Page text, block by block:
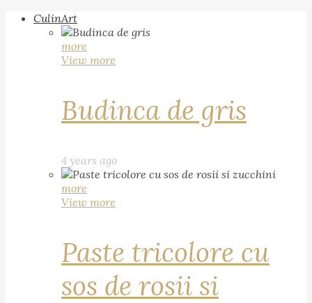
CulinArt
more
View more
Budinca de gris
4 years ago
more
View more
Paste tricolore cu
sos de rosii si